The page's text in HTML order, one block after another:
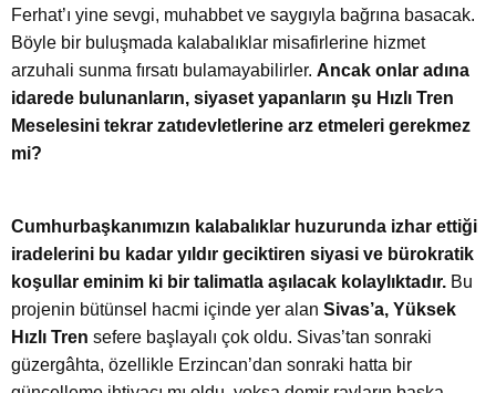
Ferhat’ı yine sevgi, muhabbet ve saygıyla bağrına basacak.
Böyle bir buluşmada kalabalıklar misafirlerine hizmet
arzuhali sunma fırsatı bulamayabilirler. Ancak onlar adına
idarede bulunanların, siyaset yapanların şu Hızlı Tren
Meselesini tekrar zatıdevletlerine arz etmeleri gerekmez
mi?
Cumhurbaşkanımızın kalabalıklar huzurunda izhar ettiği
iradelerini bu kadar yıldır geciktiren siyasi ve bürokratik
koşullar eminim ki bir talimatla aşılacak kolaylıktadır. Bu
projenin bütünsel hacmi içinde yer alan Sivas’a, Yüksek
Hızlı Tren sefere başlayalı çok oldu. Sivas’tan sonraki
güzergâhta, özellikle Erzincan’dan sonraki hatta bir